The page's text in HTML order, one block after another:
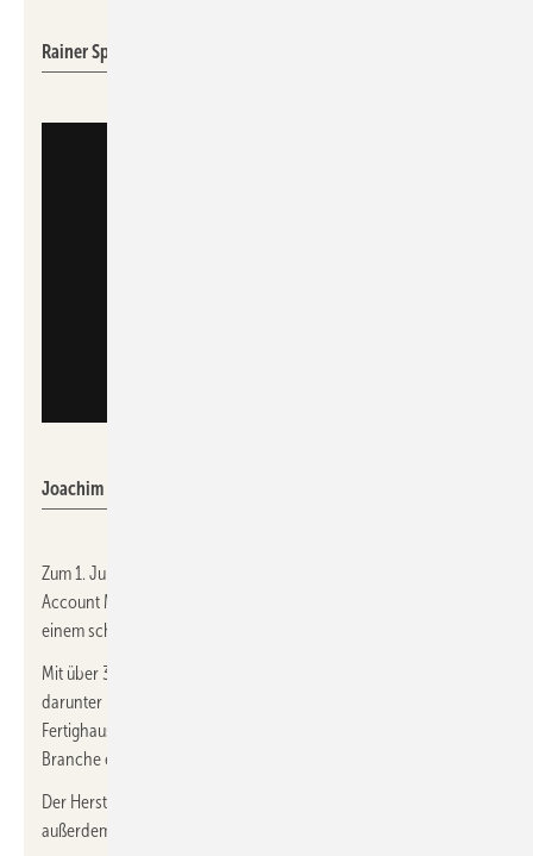
Rainer Spies
Joachim R. Kaiser
Zum 1. Juli 2024 hat
Account Manager bei
einem schwedischen Wärmepumpen-Hersteller.
Mit über 35 Jahren Erfahrung im Vertrieb von Gebäudetechnik,
darunter in leitenden Positionen in der Bau- und
Fertighausindustrie, bringt Spies umfassende Expertise in die
Branche ein.
Der Hersteller hat sein Vertriebsteam seit dem 1. Oktober 2024
außerdem durch